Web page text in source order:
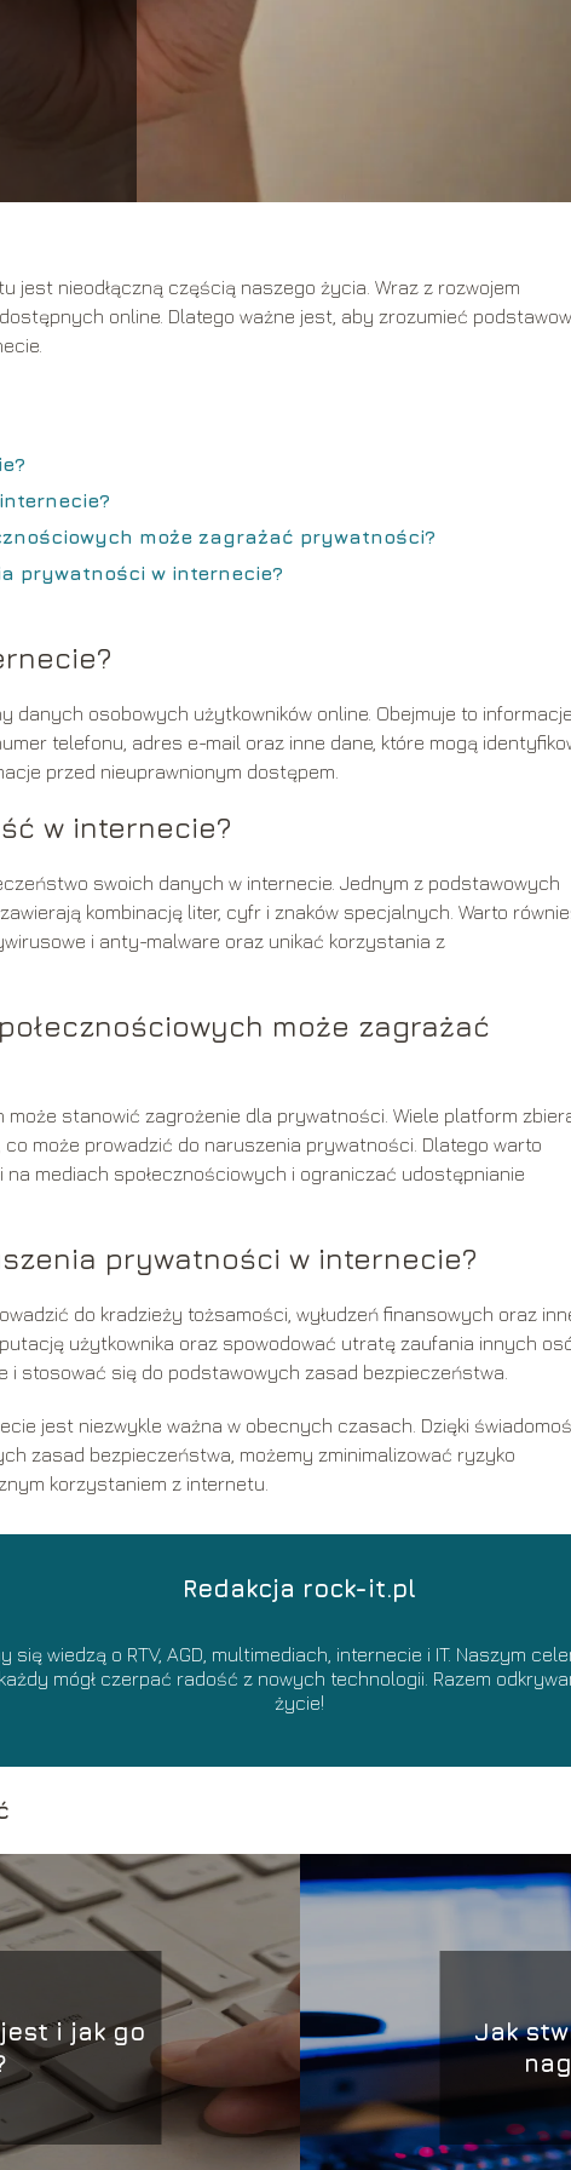
jest nieodłączną częścią naszego życia. Wraz z rozwojem
online. Dlatego ważne jest, aby zrozumieć
może zagrażać prywatności?
prywatności w internecie?
danych osobowych użytkowników online. Obejmuje to informacje
telefonu, adres e-mail oraz inne dane, które mogą
przed nieuprawnionym dostępem.
w internecie?
swoich danych w internecie. Jednym z podstawowych
kombinację liter, cyfr i znaków specjalnych. Warto
i anty-malware oraz unikać korzystania z
może zagrażać
może stanowić zagrożenie dla prywatności. Wiele platform
może prowadzić do naruszenia prywatności. Dlatego warto
mediach społecznościowych i ograniczać udostępnianie
prywatności w internecie?
do kradzieży tożsamości, wyłudzeń finansowych oraz
użytkownika oraz spowodować utratę zaufania innych
stosować się do podstawowych zasad bezpieczeństwa.
jest niezwykle ważna w obecnych czasach. Dzięki
zasad bezpieczeństwa, możemy zminimalizować ryzyko
korzystaniem z internetu.
Redakcja rock-it.pl
się wiedzą o RTV, AGD, multimediach, internecie i IT. Naszym
mógł czerpać radość z nowych technologii. Razem
życie!
i jak go
Jak